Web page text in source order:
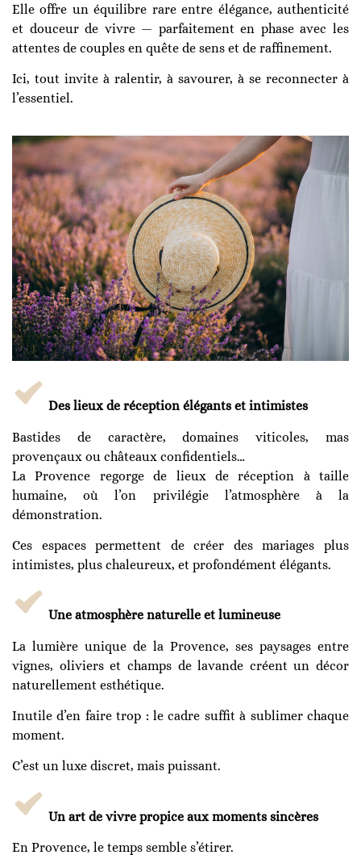
Elle offre un équilibre rare entre élégance, authenticité
et douceur de vivre — parfaitement en phase avec les
attentes de couples en quête de sens et de raffinement.
Ici, tout invite à ralentir, à savourer, à se reconnecter à
l’essentiel.
Des lieux de réception élégants et intimistes
Bastides de caractère, domaines viticoles, mas
provençaux ou châteaux confidentiels…
La Provence regorge de lieux de réception à taille
humaine, où l’on privilégie l’atmosphère à la
démonstration.
Ces espaces permettent de créer des mariages plus
intimistes, plus chaleureux, et profondément élégants.
Une atmosphère naturelle et lumineuse
La lumière unique de la Provence, ses paysages entre
vignes, oliviers et champs de lavande créent un décor
naturellement esthétique.
Inutile d’en faire trop : le cadre suffit à sublimer chaque
moment.
C’est un luxe discret, mais puissant.
Un art de vivre propice aux moments sincères
En Provence, le temps semble s’étirer.